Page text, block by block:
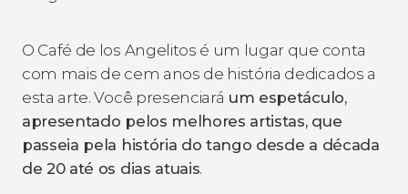
O Café de los Angelitos é um lugar que conta
com mais de cem anos de história dedicados a
esta arte. Você presenciará um espetáculo,
apresentado pelos melhores artistas, que
passeia pela história do tango desde a década
de 20 até os dias atuais.